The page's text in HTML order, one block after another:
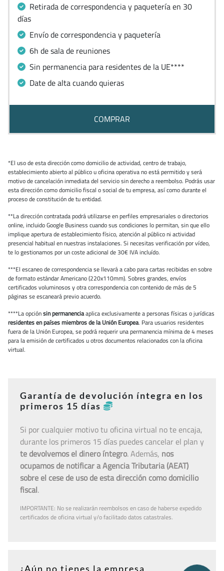
Retirada de correspondencia y paquetería en 30
días
Envío de correspondencia y paquetería
6h de sala de reuniones
Sin permanencia para residentes de la UE****
Date de alta cuando quieras
COMPRAR
*El uso de esta dirección como domicilio de actividad, centro de trabajo,
establecimiento abierto al público u oficina operativa no está permitido y será
motivo de cancelación inmediata del servicio sin derecho a reembolso. Podrás usar
esta dirección como domicilio fiscal o social de tu empresa, así como durante el
proceso de constitución de tu entidad.
**La dirección contratada podrá utilizarse en perfiles empresariales o directorios
online, incluido Google Business cuando sus condiciones lo permitan, sin que ello
implique apertura de establecimiento físico, atención al público ni actividad
presencial habitual en nuestras instalaciones. Si necesitas verificación por vídeo,
te lo gestionamos por un coste adicional de 30€ IVA incluído.
***El escaneo de correspondencia se llevará a cabo para cartas recibidas en sobre
de formato estándar Americano (220x110mm). Sobres grandes, envíos
certificados voluminosos y otra correspondencia con contenido de más de 5
páginas se escaneará previo acuerdo.
****La opciónsin permanenciaaplica exclusivamente a personas físicas o jurídicas
residentes en países miembros de la Unión Europea. Para usuarios residentes
fuera de la Unión Europea, se podrá requerir una permanencia mínima de 4 meses
para la emisión de certificados u otros documentos relacionados con la oficina
virtual.
Garantía de devolución íntegra en los
primeros 15 días
Si por cualquier motivo tu oficina virtual no te encaja,
durante los primeros 15 días puedes cancelar el plan y
te devolvemos el dinero íntegro. Además, nos
ocupamos de notificar a Agencia Tributaria (AEAT)
sobre el cese de uso de esta dirección como domicilio
fiscal.
IMPORTANTE: No se realizarán reembolsos en caso de haberse expedido
certificados de oficina virtual y/o facilitado datos catastrales.
¿Aún no tienes la empresa